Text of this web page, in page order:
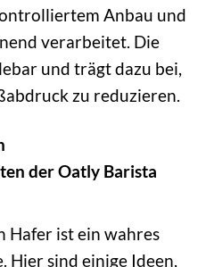
Anbau und
verarbeitet. Die
und trägt dazu bei,
zu reduzieren.
der Oatly Barista
Hafer ist ein wahres
sind einige Ideen,